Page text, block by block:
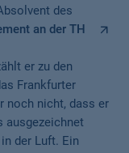
des
an der TH
er zu den
Frankfurter
noch nicht, dass er
ausgezeichnet
der Luft. Ein